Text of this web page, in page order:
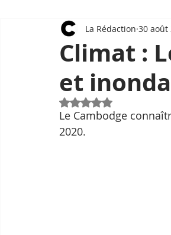
Climat :
et
La Rédaction 30 août
Noté NaN étoiles sur
Le Cambodge
2020.